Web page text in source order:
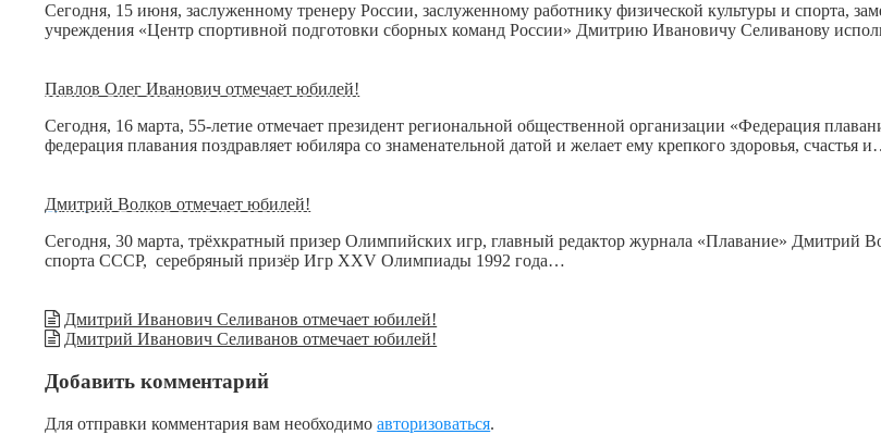
Сегодня, 15 июня, заслуженному тренеру России, заслуженному работнику физической культуры и спорта,
учреждения «Центр спортивной подготовки сборных команд России» Дмитрию Ивановичу Селиванову
Павлов Олег Иванович отмечает юбилей!
Сегодня, 16 марта, 55-летие отмечает президент региональной общественной организации «Федерация
федерация плавания поздравляет юбиляра со знаменательной датой и желает ему крепкого здоровья, счастья
Дмитрий Волков отмечает юбилей!
Сегодня, 30 марта, трёхкратный призер Олимпийских игр, главный редактор журнала «Плавание»
спорта СССР, серебряный призёр Игр XXV Олимпиады 1992 года…
Дмитрий Иванович Селиванов отмечает юбилей!
Дмитрий Иванович Селиванов отмечает юбилей!
Добавить комментарий
Для отправки комментария вам необходимоавторизоваться.